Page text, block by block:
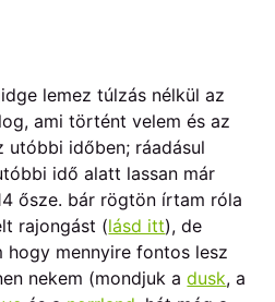
lemez túlzás nélkül az
ami történt velem és az
utóbbi időben; ráadásul
idő alatt lassan már
ősze. bár rögtön írtam róla
rajongást (lásd itt), de
hogy mennyire fontos lesz
nekem (mondjuk adusk, a